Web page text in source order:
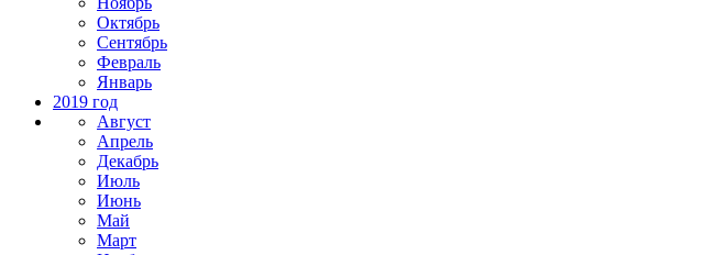
Октябрь
Сентябрь
Февраль
Январь
2019 год
Август
Апрель
Декабрь
Июль
Июнь
Май
Март